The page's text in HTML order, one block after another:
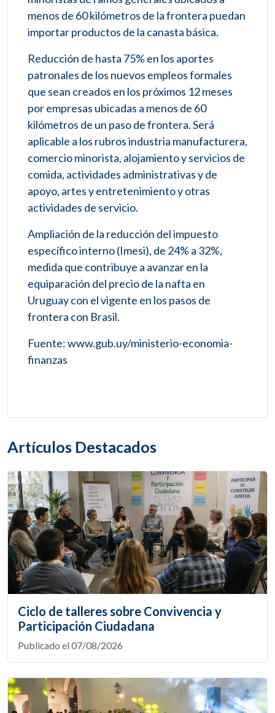
menos de 60 kilómetros de la frontera puedan
importar productos de la canasta básica.
Reducción de hasta 75% en los aportes
patronales de los nuevos empleos formales
que sean creados en los próximos 12 meses
por empresas ubicadas a menos de 60
kilómetros de un paso de frontera. Será
aplicable a los rubros industria manufacturera,
comercio minorista, alojamiento y servicios de
comida, actividades administrativas y de
apoyo, artes y entretenimiento y otras
actividades de servicio.
Ampliación de la reducción del impuesto
específico interno (Imesi), de 24% a 32%,
medida que contribuye a avanzar en la
equiparación del precio de la nafta en
Uruguay con el vigente en los pasos de
frontera con Brasil.
Fuente: www.gub.uy/ministerio-economia-
finanzas
Artículos Destacados
Ciclo de talleres sobre Convivencia y
Participación Ciudadana
Publicado el 07/08/2026